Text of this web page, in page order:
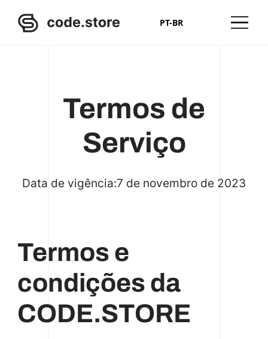
PT-BR
Termos de
Serviço
Data de vigência:7 de novembro de 2023
Termos e
condições da
CODE.STORE